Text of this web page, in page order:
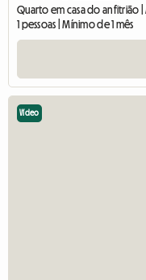
Quarto em casa do anfitrião |
1 pessoas | Mínimo de 1 mês
Vídeo